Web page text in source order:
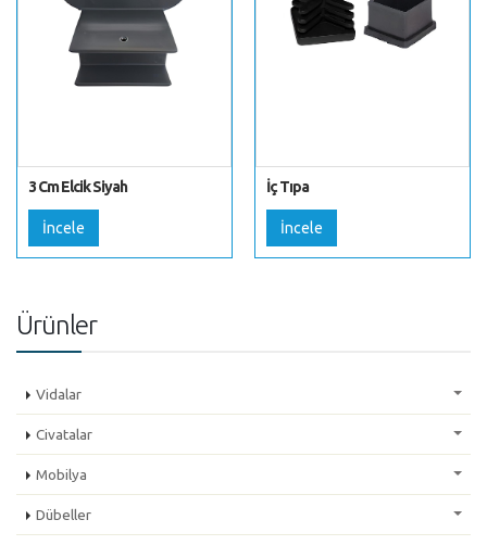
3 Cm Elcik Siyah
İncele
İç Tıpa
İncele
Ürünler
Vidalar
Civatalar
Mobilya
Dübeller